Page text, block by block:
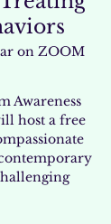
on ZOOM
Awareness
host a free